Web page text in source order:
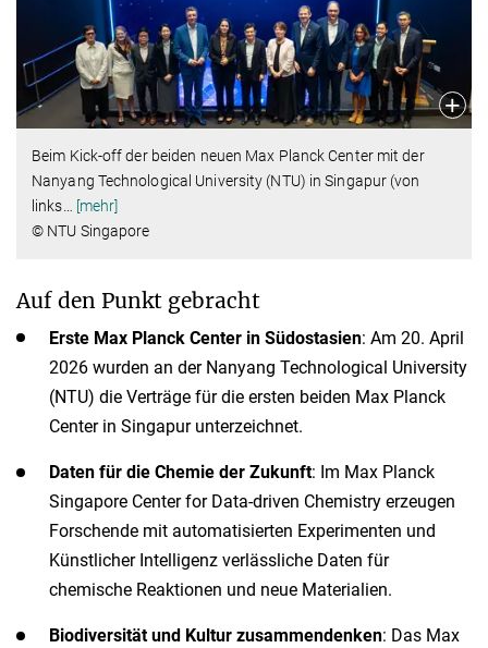
Beim Kick-off der beiden neuen Max Planck Center mit der
Nanyang Technological University (NTU) in Singapur (von
links
[mehr]
© NTU Singapore
Auf den Punkt gebracht
Erste Max Planck Center in Südostasien: Am 20. April
2026 wurden an der Nanyang Technological University
(NTU) die Verträge für die ersten beiden Max Planck
Center in Singapur unterzeichnet.
Daten für die Chemie der Zukunft: Im Max Planck
Singapore Center for Data-driven Chemistry erzeugen
Forschende mit automatisierten Experimenten und
Künstlicher Intelligenz verlässliche Daten für
chemische Reaktionen und neue Materialien.
Biodiversität und Kultur zusammendenken: Das Max